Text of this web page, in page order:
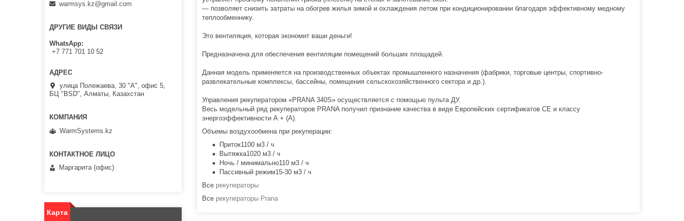
— позволяет снизить затраты на обогрев жилья зимой и охлаждения летом при кондиционировании благодаря эффективному медному
теплообменнику.
Это вентиляция, которая экономит ваши деньги!
Предназначена для обеспечения вентиляции помещений больших площадей.
Данная модель применяется на производственных объектах промышленного назначения (фабрики, торговые центры, спортивно-
развлекательные комплексы, бассейны, помещения сельскохозяйственного сектора и др.).
Управления рекуператором «PRANA 340S» осуществляется с помощью пульта ДУ.
Весь модельный ряд рекуператоров PRANA получил признание качества в виде Европейских сертификатов СЕ и классу
энергоэффективности А + (А).
Объемы воздухообмена при рекуперации:
Приток1100 м3 / ч
Вытяжка1020 м3 / ч
Ночь / минимально110 м3 / ч
Пассивный режим15-30 м3 / ч
Все рекуператоры
Все рекуператоры Prana
warmsys.kz@gmail.com
ДРУГИЕ ВИДЫ СВЯЗИ
WhatsApp
+7 771 701 10 52
улица Полежаева, 30 "А", офис 5,
БЦ "BSD", Алматы, Казахстан
WarmSystems.kz
Маргарита (офис)
Карта